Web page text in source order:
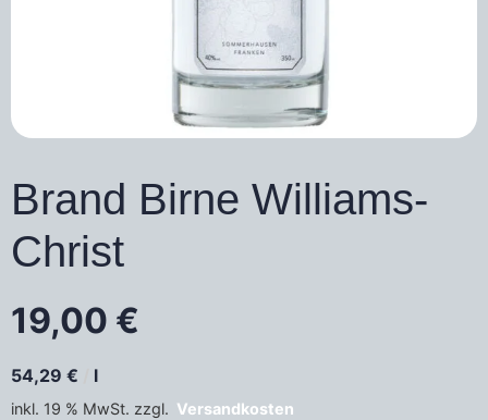
Brand Birne Williams-
Christ
19,00 €
54,29 € l
inkl. 19 % MwSt. zzgl. Versandkosten